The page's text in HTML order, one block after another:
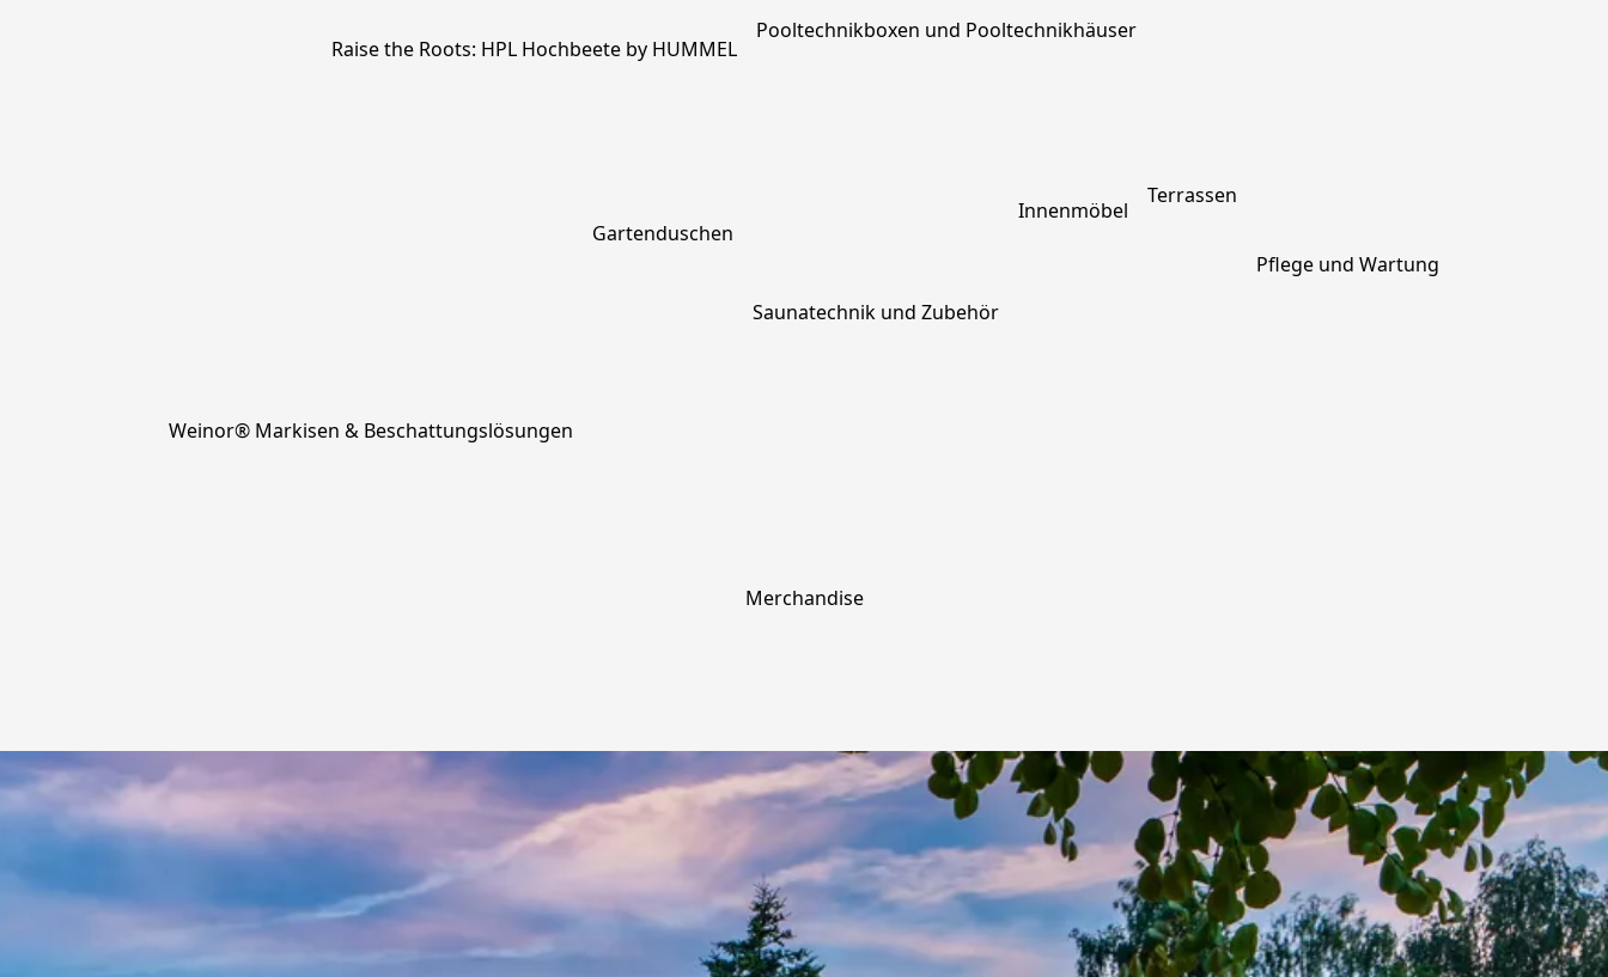
Raise the Roots: HPL Hochbeete by HUMMEL
Pooltechnikboxen und Pooltechnikhäuser
Weinor® Markisen & Beschattungslösungen
Gartenduschen
Saunatechnik und Zubehör
Innenmöbel
Terrassen
Pflege und Wartung
Merchandise